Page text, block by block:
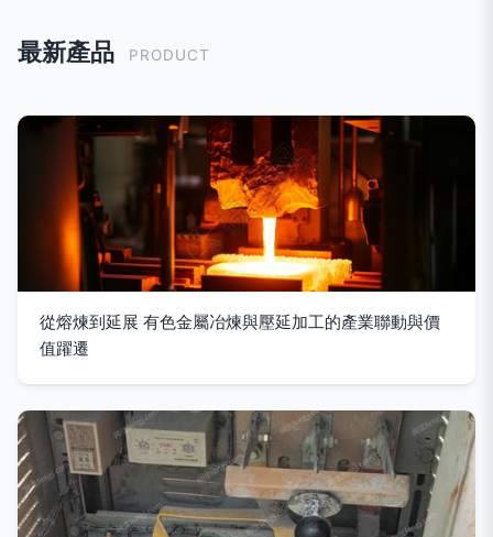
最新產品 PRODUCT
從熔煉到延展 有色金屬冶煉與壓延加工的產業聯動與價
值躍遷